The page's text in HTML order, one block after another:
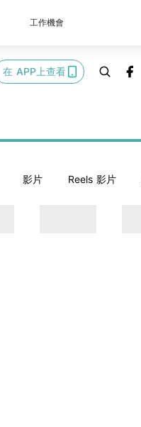
工作機會
在 APP上查看
影片 Reels 影片